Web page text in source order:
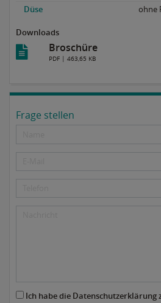
Düse
ohne
Downloads
Broschüre
PDF | 463,65 KB
Frage stellen
Ich habe die Datenschutzerklärung